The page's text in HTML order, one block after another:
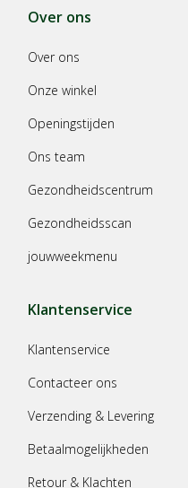
Over ons
Over ons
Onze winkel
Openingstijden
Ons team
Gezondheidscentrum
Gezondheidsscan
jouwweekmenu
Klantenservice
Klantenservice
Contacteer ons
Verzending & Levering
Betaalmogelijkheden
Retour & Klachten